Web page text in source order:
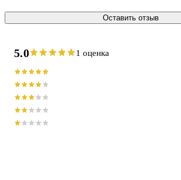
Оставить отзыв
5.0 1 оценка